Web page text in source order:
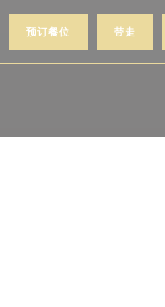
预订餐位 带走